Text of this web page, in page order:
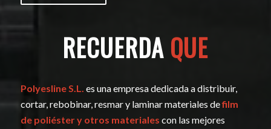
RECUERDA QUE
Polyesline S.L. es una empresa dedicada a distribuir,
cortar, rebobinar, resmar y laminar materiales defilm
de poliéster y otros materiales con las mejores